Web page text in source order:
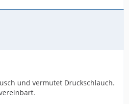
und vermutet Druckschlauch.